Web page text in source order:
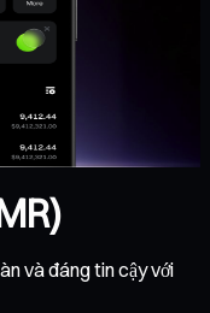
và đáng tin cậy với